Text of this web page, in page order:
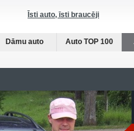
Īsti auto, īsti braucēji
Dāmu auto Auto TOP 100